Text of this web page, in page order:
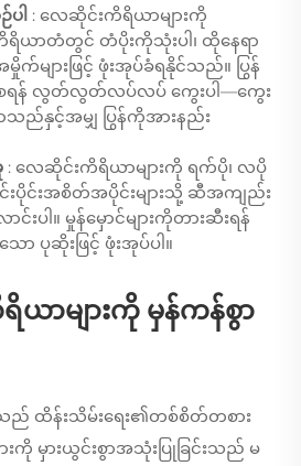
ါ : လေဆိုင်းကိရိယာများကို
ကိရိယာတံတွင် တံပိုးကိုသုံးပါ၊ ထိုနေရာ
မှိုက်များဖြင့် ဖုံးအုပ်ခံရနိုင်သည်။ ပြွန်
စ်စေရန် လွတ်လွတ်လပ်လပ် ကွေးပါ—ကွေး
သည်နှင့်အမျှ ပြွန်ကိုအားနည်း
: လေဆိုင်းကိရိယာများကို ရက်ပို၊ လပို
ပိုင်းအစိတ်အပိုင်းများသို့ ဆီအကျည်း
ပါ။ မှုန်မှောင်များကိုတားဆီးရန်
ာ ပုဆိုးဖြင့် ဖုံးအုပ်ပါ။
ာများကို မှန်ကန်စွာ
ည် ထိန်းသိမ်းရေး၏တစ်စိတ်တစား
ကို မှားယွင်းစွာအသုံးပြုခြင်းသည် မ